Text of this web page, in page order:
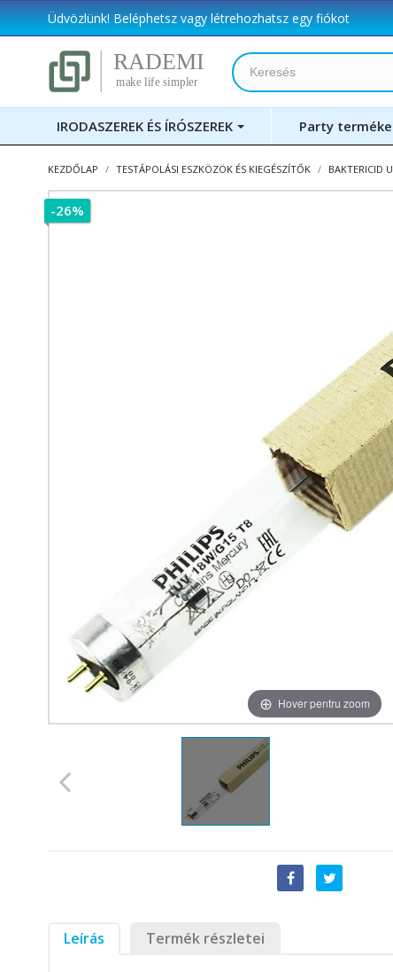
Üdvözlünk!Beléphetszvagylétrehozhatsz egy fiókot
IRODASZEREK ÉS ÍRÓSZEREK Party
KEZDŐLAP TESTÁPOLÁSI ESZKÖZÖK ÉS KIEGÉSZÍTŐK BAKTERICID
-26%
Hover pentru zoom
Leírás Termék részletei